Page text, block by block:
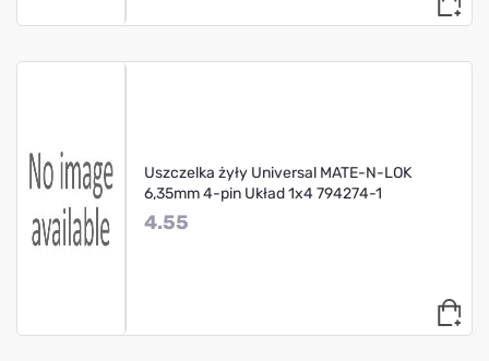
Uszczelka żyły Universal MATE-N-LOK
6,35mm 4-pin Układ 1x4 794274-1
4.55